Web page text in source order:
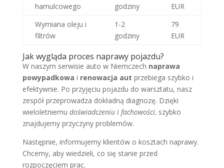
hamulcowego
godziny
EUR
Wymiana oleju i
filtrów
1-2
godziny
79
EUR
Jak wygląda proces naprawy pojazdu?
W naszym serwisie auto w Niemczech naprawa
powypadkowa i renowacja aut przebiega szybko i
efektywnie. Po przyjęciu pojazdu do warsztatu, nasz
zespół przeprowadza dokładną diagnozę. Dzięki
wieloletniemu doświadczeniu i fachowości, szybko
znajdujemy przyczyny problemów.
Następnie, informujemy klientów o kosztach naprawy.
Chcemy, aby wiedzieli, co się stanie przed
rozpoczęciem prac.